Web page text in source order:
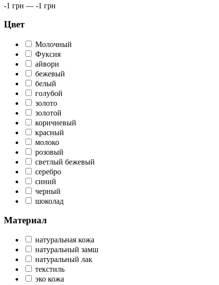
-1 грн — -1 грн
Цвет
Молочный
Фуксия
айвори
бежевый
белый
голубой
золото
золотой
коричневый
красный
молоко
розовый
светлый бежевый
серебро
синий
черный
шоколад
Материал
натуральная кожа
натуральный замш
натуральный лак
текстиль
эко кожа